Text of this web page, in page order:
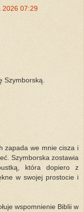
2026 07:29
Szymborską.
zapada we mnie cisza i
Szymborska zostawia
która dopiero z
w swojej prostocie i
wspomnienie Biblii w